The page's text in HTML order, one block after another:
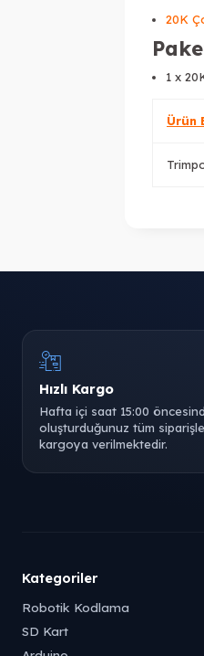
20K
1 x
Ürün
Hızlı Kargo
Hafta içi saat 15:00
oluşturduğunuz tüm
kargoya verilmektedir.
Kategoriler
Robotik Kodlama
SD Kart